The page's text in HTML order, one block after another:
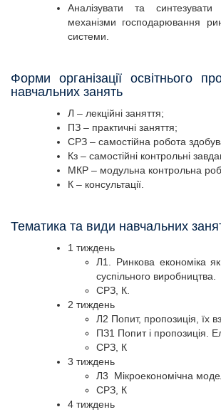
Аналізувати та
механізми господарювання
системи.
Форми організації освітнього
навчальних занять
Л – лекційні заняття;
ПЗ – практичні заняття;
СРЗ – самостійна робота
Кз – самостійні контрольні
МКР – модульна контрольна
К – консультації.
Тематика та види навчальних
1 тиждень
Л1. Ринкова економіка як
суспільного виробництва.
СРЗ, К.
2 тиждень
Л2 Попит, пропозиція, їх
ПЗ1 Попит і пропозиція.
СРЗ, К
3 тиждень
Л3 Мікроекономічна
СРЗ, К
4 тиждень